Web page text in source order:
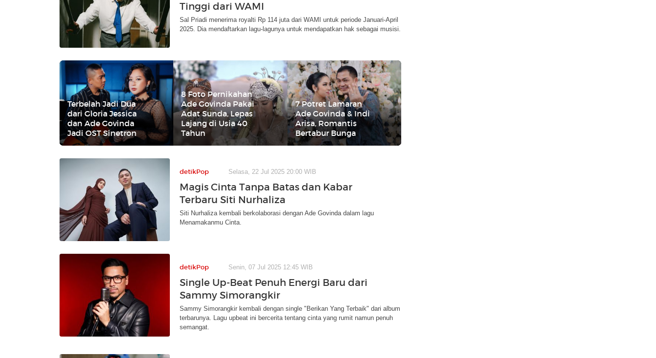
Tinggi dari WAMI
Sal Priadi menerima royalti Rp 114 juta dari WAMI untuk periode Januari-April
2025. Dia mendaftarkan lagu-lagunya untuk mendapatkan hak sebagai musisi.
Terbelah Jadi Dua
dari Gloria Jessica
dan Ade Govinda
Jadi OST Sinetron
8 Foto Pernikahan
Ade Govinda Pakai
Adat Sunda, Lepas
Lajang di Usia 40
Tahun
7 Potret Lamaran
Ade Govinda & Indi
Arisa, Romantis
Bertabur Bunga
detikPop Selasa, 22 Jul 2025 20:00 WIB
Magis Cinta Tanpa Batas dan Kabar
Terbaru Siti Nurhaliza
Siti Nurhaliza kembali berkolaborasi dengan Ade Govinda dalam lagu
Menamakanmu Cinta.
detikPop Senin, 07 Jul 2025 12:45 WIB
Single Up-Beat Penuh Energi Baru dari
Sammy Simorangkir
Sammy Simorangkir kembali dengan single "Berikan Yang Terbaik" dari album
terbarunya. Lagu upbeat ini bercerita tentang cinta yang rumit namun penuh
semangat.